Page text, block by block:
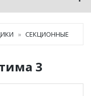
СЕКЦИОННЫЕ
3